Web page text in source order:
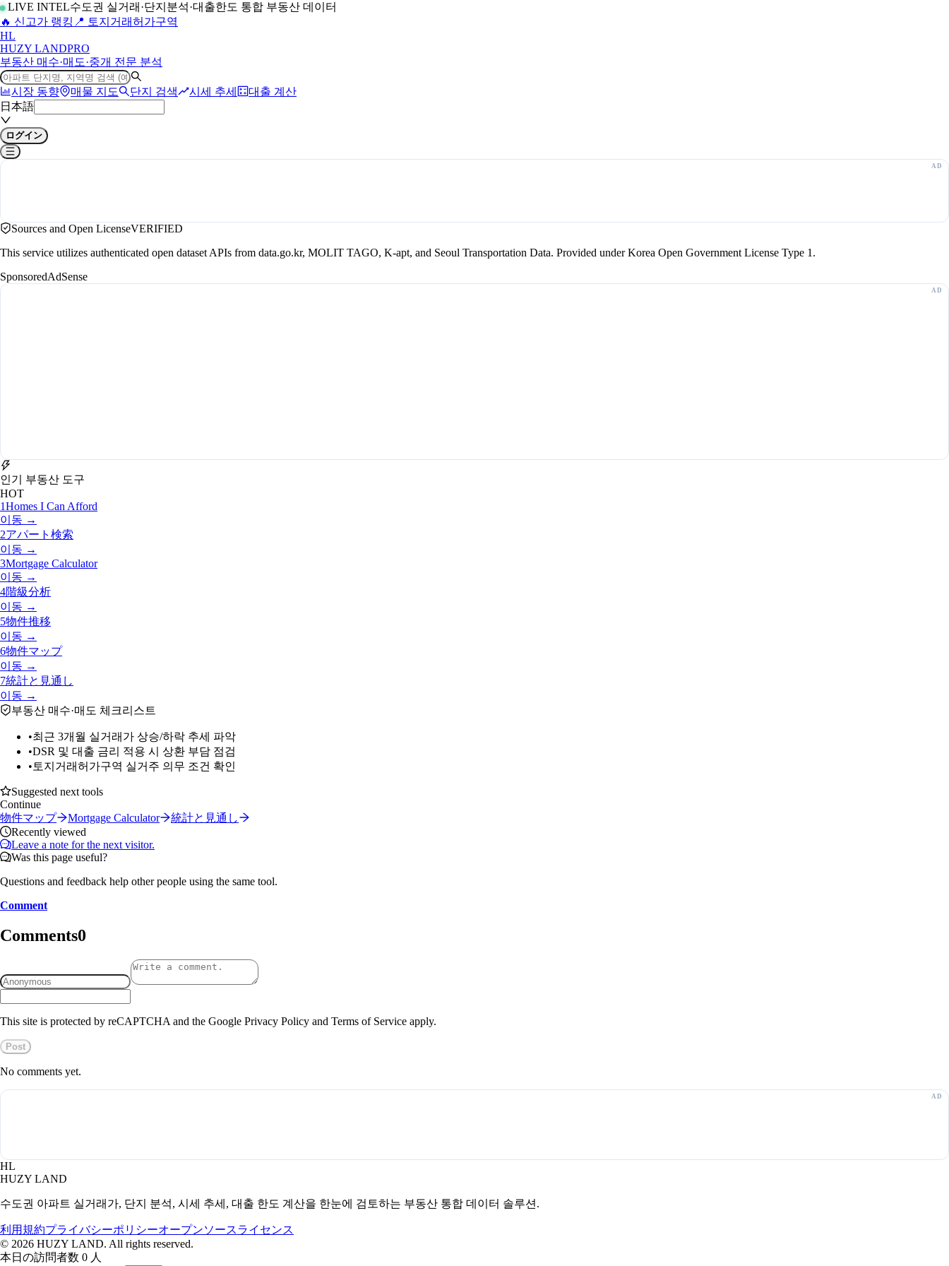
LIVE INTEL수도권 실거래·단지분석·대출한도 통합 부동산 데이터
🔥 신고가 랭킹 📍 토지거래허가구역
HL
HUZY LANDPRO
부동산 매수·매도·중개 전문 분석
시장 동향 매물 지도 단지 검색 시세 추세
대출 계산
日本語
ログイン
Sources and Open LicenseVERIFIED
This service utilizes authenticated open dataset APIs from data.go.kr, MOLIT TAGO, K-apt, and Seoul Transportation Data. Provided under Korea Open Government License Type 1.
SponsoredAdSense
인기 부동산 도구
HOT
1Homes I Can Afford
이동 →
2アパート検索
이동 →
3Mortgage Calculator
이동 →
4階級分析
이동 →
5物件推移
이동 →
6物件マップ
이동 →
7統計と見通し
이동 →
부동산 매수·매도 체크리스트
•최근 3개월 실거래가 상승/하락 추세 파악
•DSR 및 대출 금리 적용 시 상환 부담 점검
• 토지거래허가구역 실거주 의무 조건 확인
Suggested next tools
Continue
物件マップ
Mortgage Calculator
統計と見通し
Recently viewed
Leave a note for the next visitor.
Was this page useful?
Questions and feedback help other people using the same tool.
Comment
Comments0
This site is protected by reCAPTCHA and the Google Privacy Policy and Terms of Service apply.
Post
No comments yet.
HL
HUZY LAND
수도권 아파트 실거래가, 단지 분석, 시세 추세, 대출 한도 계산을 한눈에 검토하는 부동산 통합 데이터 솔루션.
利用規約プライバシーポリシーオープンソースライセンス
© 2026 HUZY LAND. All rights reserved.
本日の訪問者数 0 人